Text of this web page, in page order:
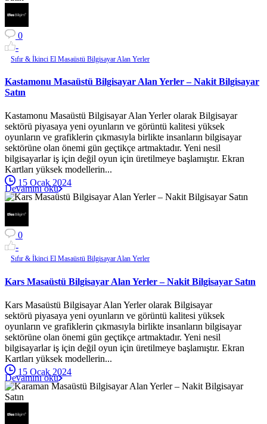
0
-
Sıfır & İkinci El Masaüstü Bilgisayar Alan Yerler
Kastamonu Masaüstü Bilgisayar Alan Yerler – Nakit Bilgisayar
Satın
Kastamonu Masaüstü Bilgisayar Alan Yerler olarak Bilgisayar
sektörü piyasaya yeni oyunların ve görüntü kalitesi yüksek
oyunların ve grafiklerin çıkmasıyla birlikte insanların bilgisayar
sektörüne olan önemi gün geçtikçe artmaktadır. Yeni nesil
bilgisayarlar iş için değil oyun için üretilmeye başlamıştır. Ekran
Kartları yüksek modellerin...
15 Ocak 2024
Devamını oku
0
-
Sıfır & İkinci El Masaüstü Bilgisayar Alan Yerler
Kars Masaüstü Bilgisayar Alan Yerler – Nakit Bilgisayar Satın
Kars Masaüstü Bilgisayar Alan Yerler olarak Bilgisayar
sektörü piyasaya yeni oyunların ve görüntü kalitesi yüksek
oyunların ve grafiklerin çıkmasıyla birlikte insanların bilgisayar
sektörüne olan önemi gün geçtikçe artmaktadır. Yeni nesil
bilgisayarlar iş için değil oyun için üretilmeye başlamıştır. Ekran
Kartları yüksek modellerin...
15 Ocak 2024
Devamını oku